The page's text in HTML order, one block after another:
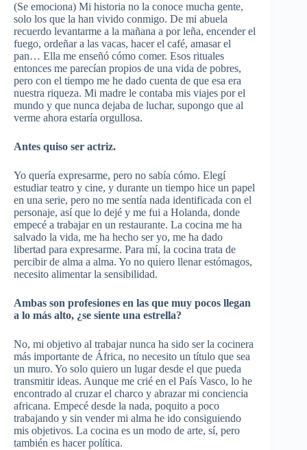
(Se emociona) Mi historia no la conoce mucha gente,
solo los que la han vivido conmigo. De mi abuela
recuerdo levantarme a la mañana a por leña, encender el
fuego, ordeñar a las vacas, hacer el café, amasar el
pan… Ella me enseñó cómo comer. Esos rituales
entonces me parecían propios de una vida de pobres,
pero con el tiempo me he dado cuenta de que esa era
nuestra riqueza. Mi madre le contaba mis viajes por el
mundo y que nunca dejaba de luchar, supongo que al
verme ahora estaría orgullosa.
Antes quiso ser actriz.
Yo quería expresarme, pero no sabía cómo. Elegí
estudiar teatro y cine, y durante un tiempo hice un papel
en una serie, pero no me sentía nada identificada con el
personaje, así que lo dejé y me fui a Holanda, donde
empecé a trabajar en un restaurante. La cocina me ha
salvado la vida, me ha hecho ser yo, me ha dado
libertad para expresarme. Para mí, la cocina trata de
percibir de alma a alma. Yo no quiero llenar estómagos,
necesito alimentar la sensibilidad.
Ambas son profesiones en las que muy pocos llegan
a lo más alto, ¿se siente una estrella?
No, mi objetivo al trabajar nunca ha sido ser la cocinera
más importante de África, no necesito un título que sea
un muro. Yo solo quiero un lugar desde el que pueda
transmitir ideas. Aunque me crié en el País Vasco, lo he
encontrado al cruzar el charco y abrazar mi conciencia
africana. Empecé desde la nada, poquito a poco
trabajando y sin vender mi alma he ido consiguiendo
mis objetivos. La cocina es un modo de arte, sí, pero
también es hacer política.